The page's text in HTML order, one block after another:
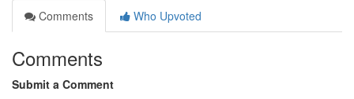
Comments
Who Upvoted
Comments
Submit a Comment